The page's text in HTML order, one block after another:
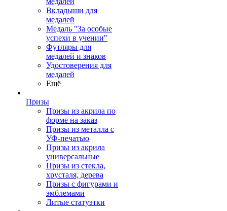
Вкладыши для
медалей
Медаль "За особые
успехи в учении"
Футляры для
медалей и знаков
Удостоверения для
медалей
Ещё
Призы
Призы из акрила по
форме на заказ
Призы из металла с
УФ-печатью
Призы из акрила
универсальные
Призы из стекла,
хрусталя, дерева
Призы с фигурами и
эмблемами
Литые статуэтки